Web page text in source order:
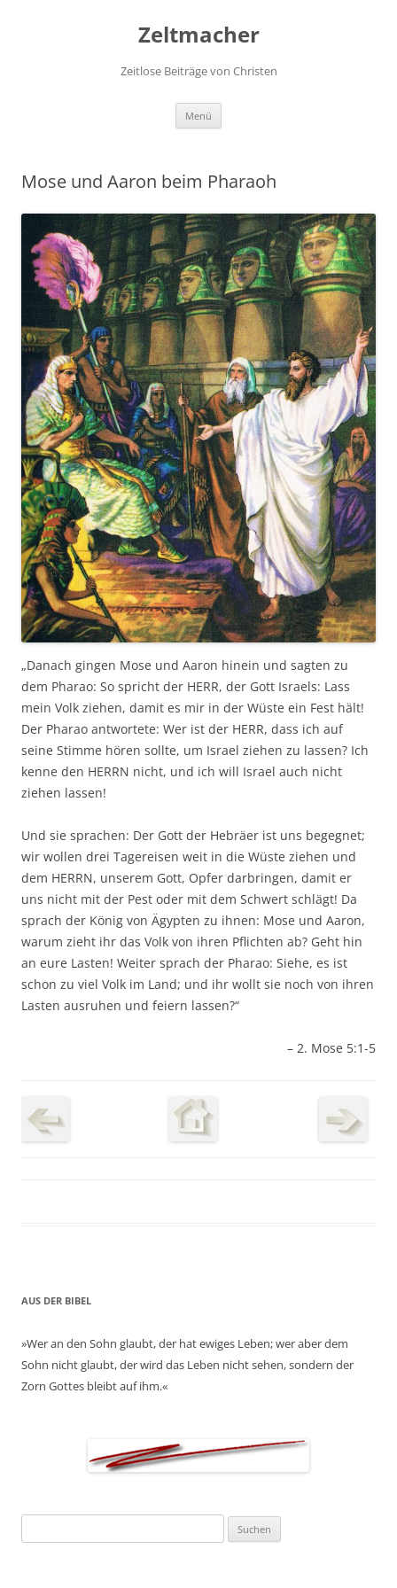
Zeltmacher
Zeitlose Beiträge von Christen
Menü
Mose und Aaron beim Pharaoh
„Danach gingen Mose und Aaron hinein und sagten zu
dem Pharao: So spricht der HERR, der Gott Israels: Lass
mein Volk ziehen, damit es mir in der Wüste ein Fest hält!
Der Pharao antwortete: Wer ist der HERR, dass ich auf
seine Stimme hören sollte, um Israel ziehen zu lassen? Ich
kenne den HERRN nicht, und ich will Israel auch nicht
ziehen lassen!
Und sie sprachen: Der Gott der Hebräer ist uns begegnet;
wir wollen drei Tagereisen weit in die Wüste ziehen und
dem HERRN, unserem Gott, Opfer darbringen, damit er
uns nicht mit der Pest oder mit dem Schwert schlägt! Da
sprach der König von Ägypten zu ihnen: Mose und Aaron,
warum zieht ihr das Volk von ihren Pflichten ab? Geht hin
an eure Lasten! Weiter sprach der Pharao: Siehe, es ist
schon zu viel Volk im Land; und ihr wollt sie noch von ihren
Lasten ausruhen und feiern lassen?“
– 2. Mose 5:1-5
AUS DER BIBEL
»Wer an den Sohn glaubt, der hat ewiges Leben; wer aber dem
Sohn nicht glaubt, der wird das Leben nicht sehen, sondern der
Zorn Gottes bleibt auf ihm.«
nach: